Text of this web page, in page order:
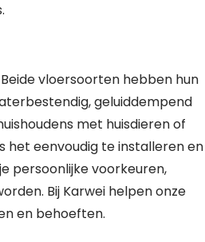
vloersoorten hebben hun
geluiddempend
met huisdieren of
het eenvoudig te installeren en
persoonlijke voorkeuren,
Bij Karwei helpen onze
en behoeften.